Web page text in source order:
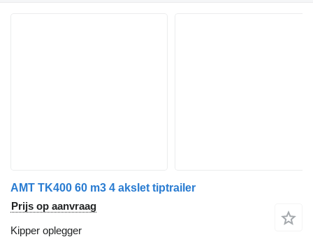
AMT TK400 60 m3 4 akslet tiptrailer
Prijs op aanvraag
Kipper oplegger